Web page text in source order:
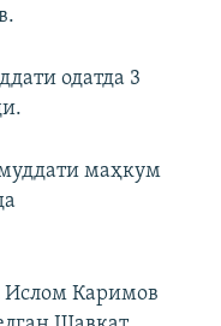
одатда 3
маҳкум
Ислом Каримов